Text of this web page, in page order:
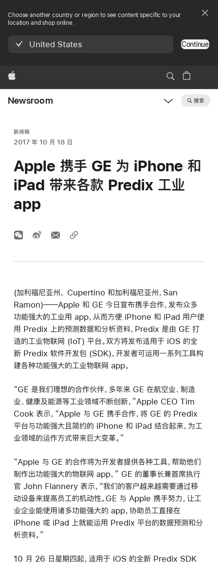
Choose another country or region to see content specific to your
location and shop online.
United States Continue
Apple
Newsroom 搜索
新闻稿
2017 年 10 月 18 日
Apple 携手 GE 为 iPhone 和
iPad 带来各款 Predix 工业
app
(加利福尼亚州， Cupertino 和加利福尼亚州，San
Ramon)――Apple 和 GE 今日宣布携手合作，发布众多
功能强大的工业用 app，从而方便 iPhone 和 iPad 用户使
用 Predix 上的预测数据和分析资料，Predix 是由 GE 打
造的工业物联网 (IoT) 平台。双方将发布适用于 iOS 的全
新 Predix 软件开发包 (SDK)，开发者可运用一系列工具构
建各种功能强大的工业物联网 app。
“GE 是我们理想的合作伙伴，多年来 GE 在航空业、制造
业、健康及能源等工业领域不断创新，”Apple CEO Tim
Cook 表示，“Apple 与 GE 携手合作，将 GE 的 Predix
平台与功能强大且简约的 iPhone 和 iPad 结合起来，为工
业领域的运作方式带来巨大变革。”
“Apple 与 GE 的合作将为开发者提供各种工具，帮助他们
制作出功能强大的物联网 app，” GE 的董事长兼首席执行
官 John Flannery 表示，“我们的客户越来越需要通过移
动设备来提高员工的机动性。GE 与 Apple 携手努力，让工
业企业能使用诸多功能强大的 app，协助员工直接在
iPhone 或 iPad 上就能运用 Predix 平台的数据预测和分
析资料。”
10 月 26 日星期四起，适用于 iOS 的全新 Predix SDK